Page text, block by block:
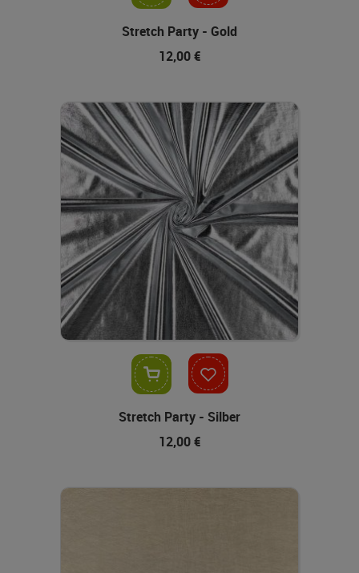
Stretch Party - Gold
12,00 €
Stretch Party - Silber
12,00 €